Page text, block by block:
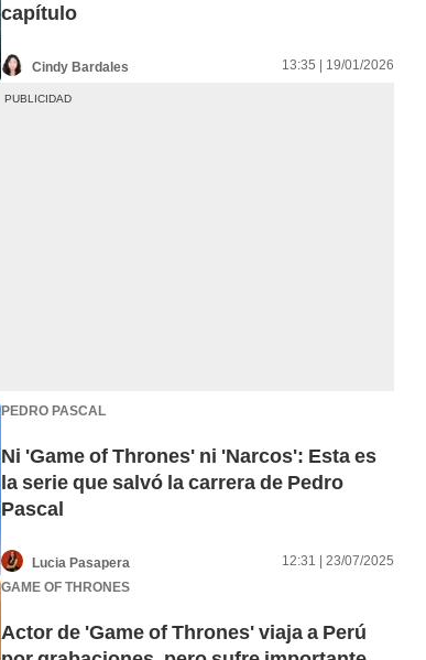
capítulo
Cindy Bardales 13:35 | 19/01/2026
PEDRO PASCAL
Ni 'Game of Thrones' ni 'Narcos': Esta es
la serie que salvó la carrera de Pedro
Pascal
Lucia Pasapera
12:31 | 23/07/2025
GAME OF THRONES
Actor de 'Game of Thrones' viaja a Perú